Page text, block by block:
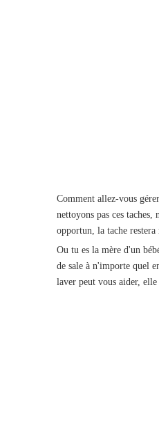
Comment allez-vous
nettoyons pas ces
opportun, la tache restera
Ou tu es la mère d'un
de sale à n'importe quel
laver peut vous aider, elle